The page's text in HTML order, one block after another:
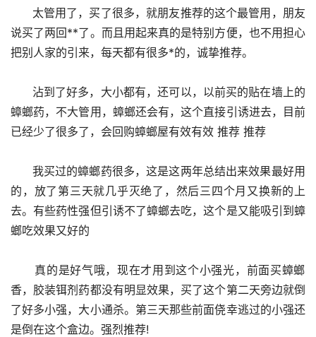
说买了两回**了。而且用起来真的是特别方便，也不用担心
把别人家的引来，每天都有很多*的，诚挚推荐。
蟑螂药，不大管用，蟑螂还会有，这个直接引诱进去，目前
已经少了很多了，会回购蟑螂屋有效有效 推荐 推荐
的，放了第三天就几乎灭绝了，然后三四个月又换新的上
去。有些药性强但引诱不了蟑螂去吃，这个是又能吸引到蟑
螂吃效果又好的
香，胶装铒剂药都没有明显效果，买了这个第二天旁边就倒
了好多小强，大小通杀。第三天那些前面侥幸逃过的小强还
是倒在这个盒边。强烈推荐!